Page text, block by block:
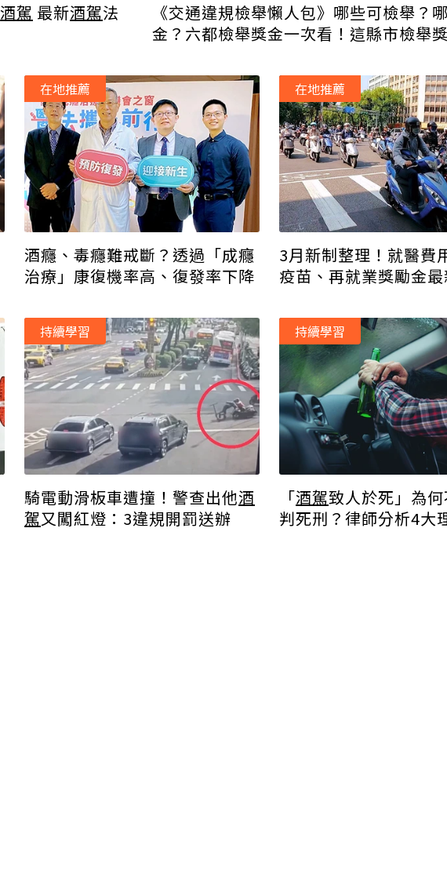
酒駕 最新酒駕法
《交通違規檢舉懶人包》哪些可檢舉？
金？六都檢舉獎金一次看！這縣市檢舉
酒癮、毒癮難戒斷？透過「成癮
治療」康復機率高、復發率下降
在地推薦
3月新制整理！就醫費
疫苗、再就業獎勵金
在地推薦
騎電動滑板車遭撞！警查出他酒
駕又闖紅燈：3違規開罰送辦
持續學習
「酒駕致人於死」為
判死刑？律師分析4大
持續學習